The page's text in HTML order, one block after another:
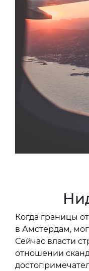
Когда границы
в Амстердам,
Сейчас власти
отношении